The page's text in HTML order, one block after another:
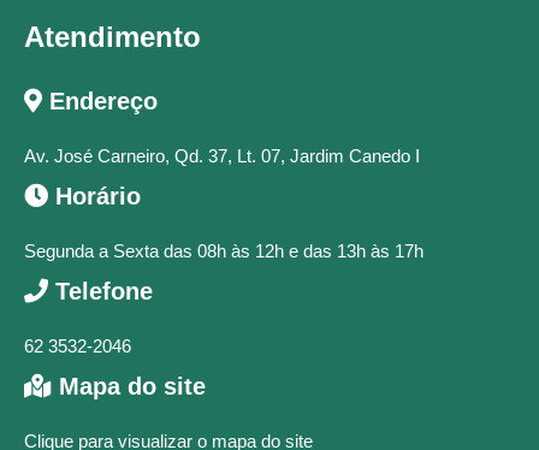
Atendimento
Endereço
Av. José Carneiro, Qd. 37, Lt. 07, Jardim Canedo I
Horário
Segunda a Sexta das 08h às 12h e das 13h às 17h
Telefone
62 3532-2046
Mapa do site
Clique para visualizar o mapa do site